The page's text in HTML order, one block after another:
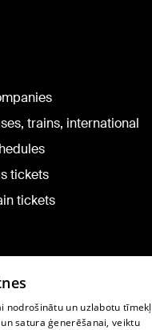
trains, international
tickets
tickets
nodrošinātu un uzlabotu
satura ģenerēšanai, veiktu